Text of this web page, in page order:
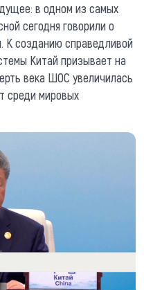
в одном из самых
сегодня говорили о
К созданию справедливой
Китай призывает на
века ШОС увеличилась
среди мировых